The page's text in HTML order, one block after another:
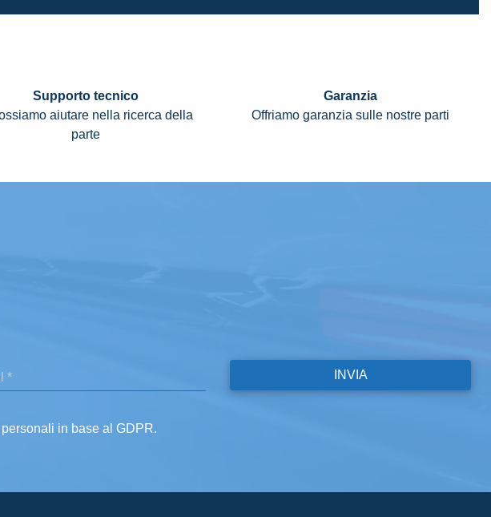
Supporto tecnico
aiutare nella ricerca della
parte
Garanzia
Offriamo garanzia sulle nostre parti
in base al GDPR.